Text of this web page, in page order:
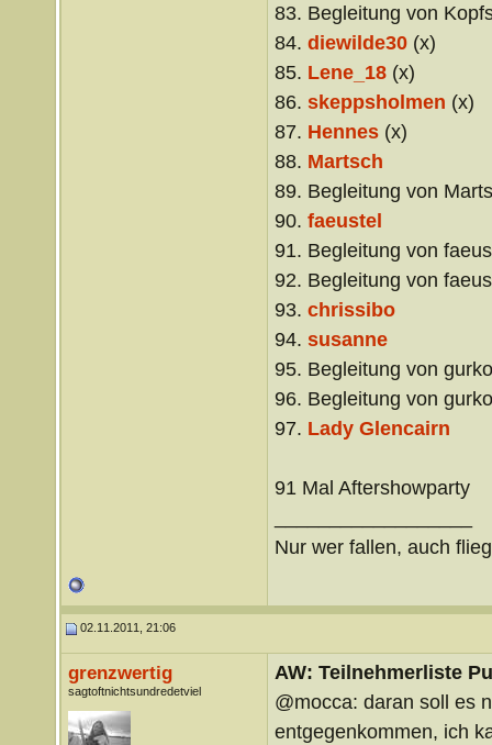
83. Begleitung von
84. diewilde30(x)
85. Lene_18(x)
86. skeppsholmen (x)
87. Hennes(x)
88. Martsch
89. Begleitung von
90. faeustel
91. Begleitung von
92. Begleitung von
93. chrissibo
94. susanne
95. Begleitung von
96. Begleitung von
97. Lady Glencairn
91 Mal Aftershowparty
Nur wer fallen, auch
02.11.2011, 21:06
grenzwertig
sagtoftnichtsundredetviel
AW: Teilnehmerliste
@mocca: daran soll es
entgegenkommen, ich